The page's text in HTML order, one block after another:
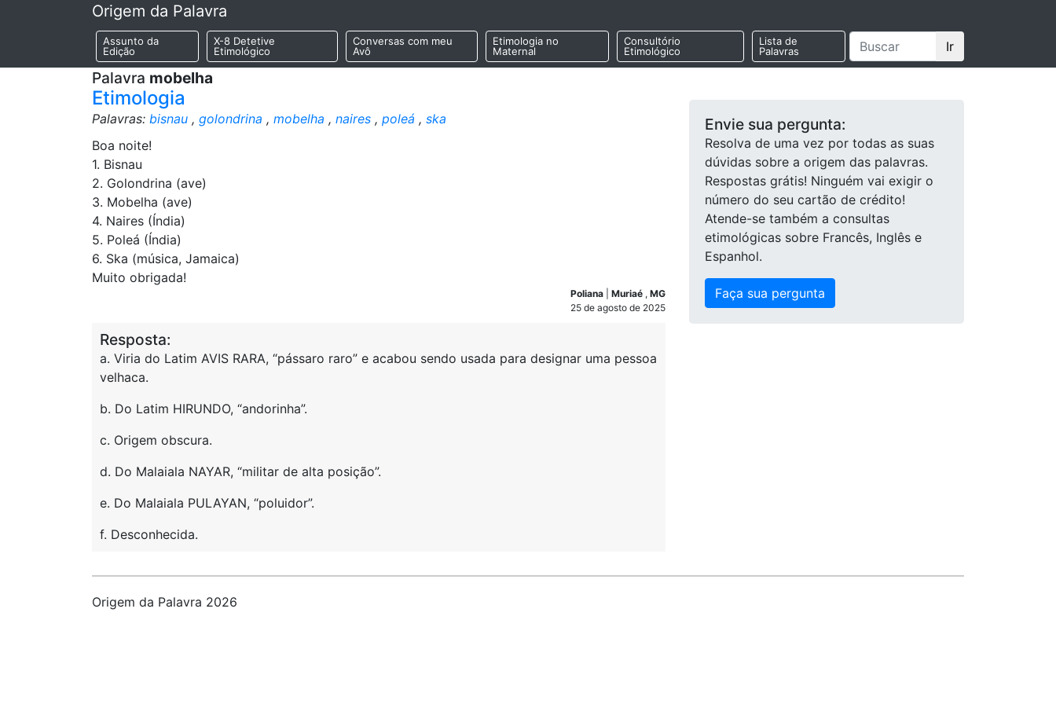
Origem da Palavra
Assunto da
Edição
X-8 Detetive
Etimológico
Conversas com meu
Avô
Etimologia no
Maternal
Consultório
Etimológico
Lista de
Palavras
Ir
Palavra mobelha
Etimologia
Palavras: bisnau , golondrina , mobelha , naires , poleá , ska
Boa noite!
1. Bisnau
2. Golondrina (ave)
3. Mobelha (ave)
4. Naires (Índia)
5. Poleá (Índia)
6. Ska (música, Jamaica)
Muito obrigada!
Poliana Muriaé , MG
25 de agosto de 2025
Resposta:
a. Viria do Latim AVIS RARA, “pássaro raro” e acabou sendo usada para designar uma pessoa
velhaca.
b. Do Latim HIRUNDO, “andorinha”.
c. Origem obscura.
d. Do Malaiala NAYAR, “militar de alta posição”.
e. Do Malaiala PULAYAN, “poluidor”.
f. Desconhecida.
Envie sua pergunta:
Resolva de uma vez por todas as suas
dúvidas sobre a origem das palavras.
Respostas grátis! Ninguém vai exigir o
número do seu cartão de crédito!
Atende-se também a consultas
etimológicas sobre Francês, Inglês e
Espanhol.
Faça sua pergunta
Origem da Palavra 2026